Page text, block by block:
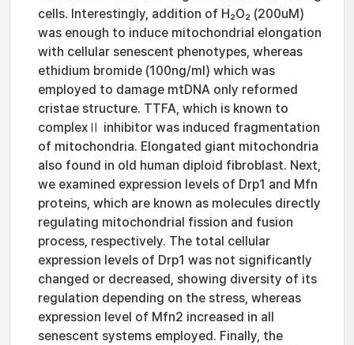
cells. Interestingly, addition of H₂O₂ (200uM)
was enough to induce mitochondrial elongation
with cellular senescent phenotypes, whereas
ethidium bromide (100ng/ml) which was
employed to damage mtDNA only reformed
cristae structure. TTFA, which is known to
complexⅡ inhibitor was induced fragmentation
of mitochondria. Elongated giant mitochondria
also found in old human diploid fibroblast. Next,
we examined expression levels of Drp1 and Mfn
proteins, which are known as molecules directly
regulating mitochondrial fission and fusion
process, respectively. The total cellular
expression levels of Drp1 was not significantly
changed or decreased, showing diversity of its
regulation depending on the stress, whereas
expression level of Mfn2 increased in all
senescent systems employed. Finally, the